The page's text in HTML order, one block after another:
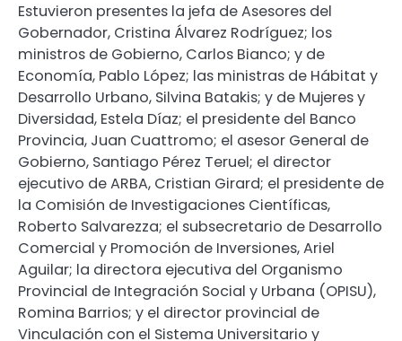
Estuvieron presentes la jefa de Asesores del
Gobernador, Cristina Álvarez Rodríguez; los
ministros de Gobierno, Carlos Bianco; y de
Economía, Pablo López; las ministras de Hábitat y
Desarrollo Urbano, Silvina Batakis; y de Mujeres y
Diversidad, Estela Díaz; el presidente del Banco
Provincia, Juan Cuattromo; el asesor General de
Gobierno, Santiago Pérez Teruel; el director
ejecutivo de ARBA, Cristian Girard; el presidente de
la Comisión de Investigaciones Científicas,
Roberto Salvarezza; el subsecretario de Desarrollo
Comercial y Promoción de Inversiones, Ariel
Aguilar; la directora ejecutiva del Organismo
Provincial de Integración Social y Urbana (OPISU),
Romina Barrios; y el director provincial de
Vinculación con el Sistema Universitario y